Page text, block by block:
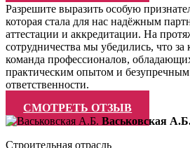
Разрешите выразить особую
которая стала для нас надёжным
аттестации и аккредитации. На
сотрудничества мы убедились, что
команда профессионалов,
практическим опытом и
ответственности.
СМОТРЕТЬ ОТЗЫВ
Васьковская
Строительная отрасль